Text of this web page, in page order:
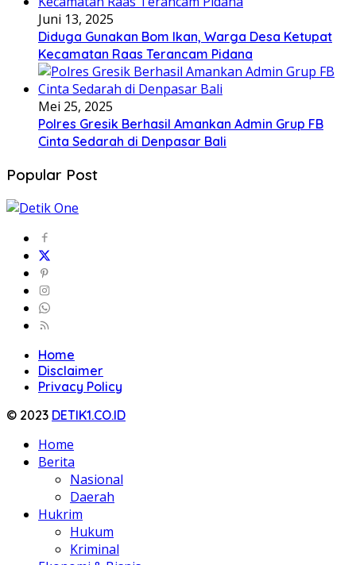
Juni 13, 2025
Diduga Gunakan Bom Ikan, Warga Desa Ketupat
Kecamatan Raas Terancam Pidana
Mei 25, 2025
Polres Gresik Berhasil Amankan Admin Grup FB
Cinta Sedarah di Denpasar Bali
Popular Post
Home
Disclaimer
Privacy Policy
© 2023 DETIK1.CO.ID
Home
Berita
Nasional
Daerah
Hukrim
Hukum
Kriminal